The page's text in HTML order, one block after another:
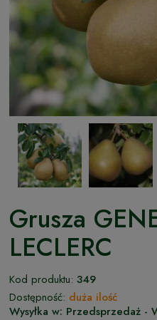
Grusza
LECLERC
Kod produktu: 349
Dostępność: duża ilość
Wysyłka w: Przedsprzedaż -